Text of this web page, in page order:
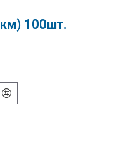
100шт.